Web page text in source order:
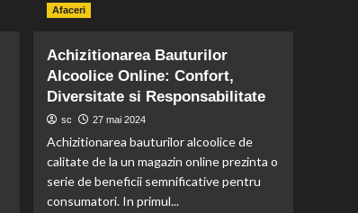
Afaceri
Achizitionarea Bauturilor
Alcoolice Online: Confort,
Diversitate si Responsabilitate
sc 27 mai 2024
Achizitionarea bauturilor alcoolice de
calitate de la un magazin online prezinta o
serie de beneficii semnificative pentru
consumatori. In primul...